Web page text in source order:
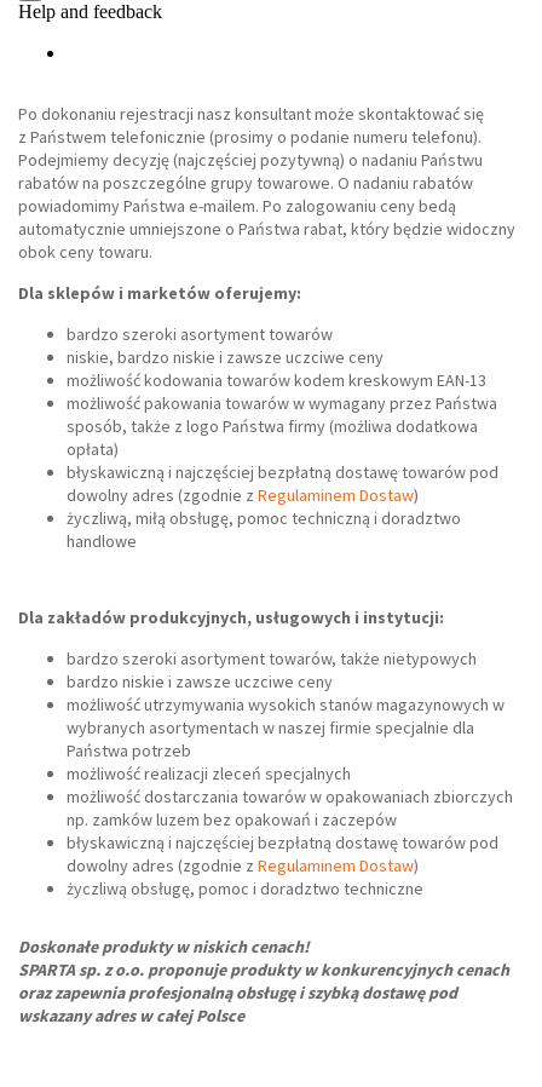
Po dokonaniu rejestracji nasz konsultant może skontaktować się
z Państwem telefonicznie (prosimy o podanie numeru telefonu).
Podejmiemy decyzję (najczęściej pozytywną) o nadaniu Państwu
rabatów na poszczególne grupy towarowe. O nadaniu rabatów
powiadomimy Państwa e-mailem. Po zalogowaniu ceny bedą
automatycznie umniejszone o Państwa rabat, który będzie widoczny
obok ceny towaru.
Dla sklepów i marketów oferujemy:
bardzo szeroki asortyment towarów
niskie, bardzo niskie i zawsze uczciwe ceny
możliwość kodowania towarów kodem kreskowym EAN-13
możliwość pakowania towarów w wymagany przez Państwa
sposób, także z logo Państwa firmy (możliwa dodatkowa
opłata)
błyskawiczną i najczęściej bezpłatną dostawę towarów pod
dowolny adres (zgodnie z Regulaminem Dostaw)
życzliwą, miłą obsługę, pomoc techniczną i doradztwo
handlowe
Dla zakładów produkcyjnych, usługowych i instytucji:
bardzo szeroki asortyment towarów, także nietypowych
bardzo niskie i zawsze uczciwe ceny
możliwość utrzymywania wysokich stanów magazynowych w
wybranych asortymentach w naszej firmie specjalnie dla
Państwa potrzeb
możliwość realizacji zleceń specjalnych
możliwość dostarczania towarów w opakowaniach zbiorczych
np. zamków luzem bez opakowań i zaczepów
błyskawiczną i najczęściej bezpłatną dostawę towarów pod
dowolny adres (zgodnie z Regulaminem Dostaw)
życzliwą obsługę, pomoc i doradztwo techniczne
Doskonałe produkty w niskich cenach!
SPARTA sp. z o.o. proponuje produkty w konkurencyjnych cenach
oraz zapewnia profesjonalną obsługę i szybką dostawę pod
wskazany adres w całej Polsce